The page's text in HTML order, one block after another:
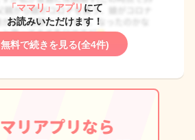
「ママリ」アプリ にて
お読みいただけます！
無料で続きを見る(全4件)